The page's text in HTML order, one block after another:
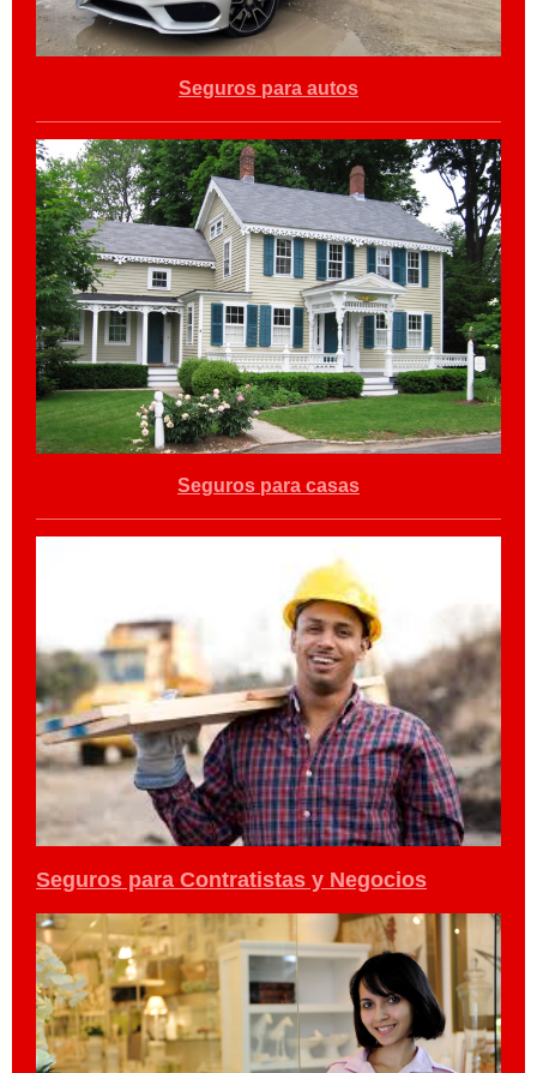
Seguros para autos
Seguros para casas
Seguros para Contratistas y Negocios